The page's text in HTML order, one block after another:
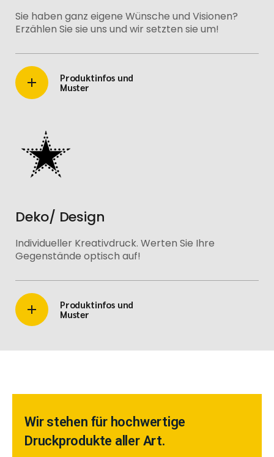
Sie haben ganz eigene Wünsche und Visionen?
Erzählen Sie sie uns und wir setzten sie um!
Produktinfos und
Muster
Deko/ Design
Individueller Kreativdruck. Werten Sie Ihre
Gegenstände optisch auf!
Produktinfos und
Muster
Wir stehen für hochwertige
Druckprodukte aller Art.